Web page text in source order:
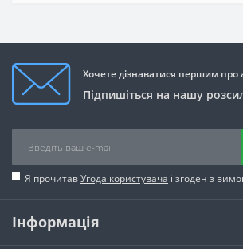
Хочете дізнаватися першим про
Підпишіться на нашу
Я прочитавУгода користувача і згоден з
Інформація